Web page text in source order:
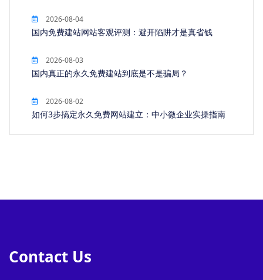
2026-08-04
国内免费建站网站客观评测：避开陷阱才是真省钱
2026-08-03
国内真正的永久免费建站到底是不是骗局？
2026-08-02
如何3步搞定永久免费网站建立：中小微企业实操指南
Contact Us